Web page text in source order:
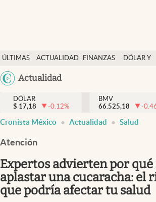
ÚLTIMAS
NOTICIAS
ACTUALIDAD
FINANZAS
DÓLAR Y
Actualidad
Actualidad
Finanzas y economía
Dólar y mercados
Pc y celular
Vida y estilo
DÓLAR
$ 17,18 -0.12%
BMV
66.525,18
-
Cronista México Actualidad Salud
Atención
Expertos advierten por qué
aplastar una cucaracha: el
que podría afectar tu salud